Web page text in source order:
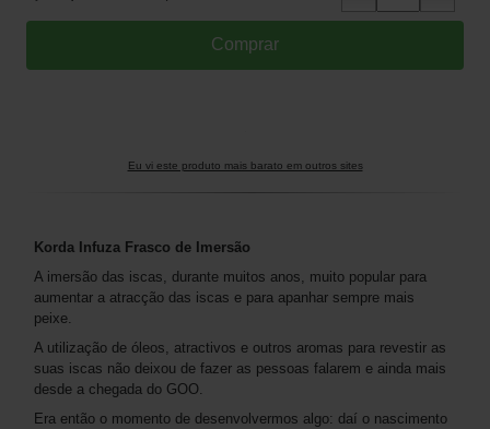
Eu vi este produto mais barato em outros sites
Korda Infuza Frasco de Imersão
A imersão das iscas, durante muitos anos, muito popular para
aumentar a atracção das iscas e para apanhar sempre mais
peixe.
A utilização de óleos, atractivos e outros aromas para revestir as
suas iscas não deixou de fazer as pessoas falarem e ainda mais
desde a chegada do GOO.
Era então o momento de desenvolvermos algo: daí o nascimento